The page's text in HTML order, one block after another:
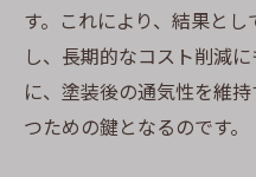
す。これにより、結果と
し、長期的なコスト削減
に、塗装後の通気性を維
つための鍵となるのです。